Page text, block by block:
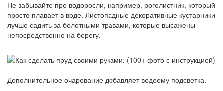
Не забывайте про водоросли, например, роголистник, который
просто плавает в воде. Листопадные декоративные кустарники
лучше садить за болотными травами, которые высажены
непосредственно на берегу.
Дополнительное очарование добавляет водоему подсветка.